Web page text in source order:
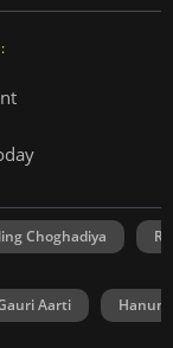
Choghadiya
Aarti